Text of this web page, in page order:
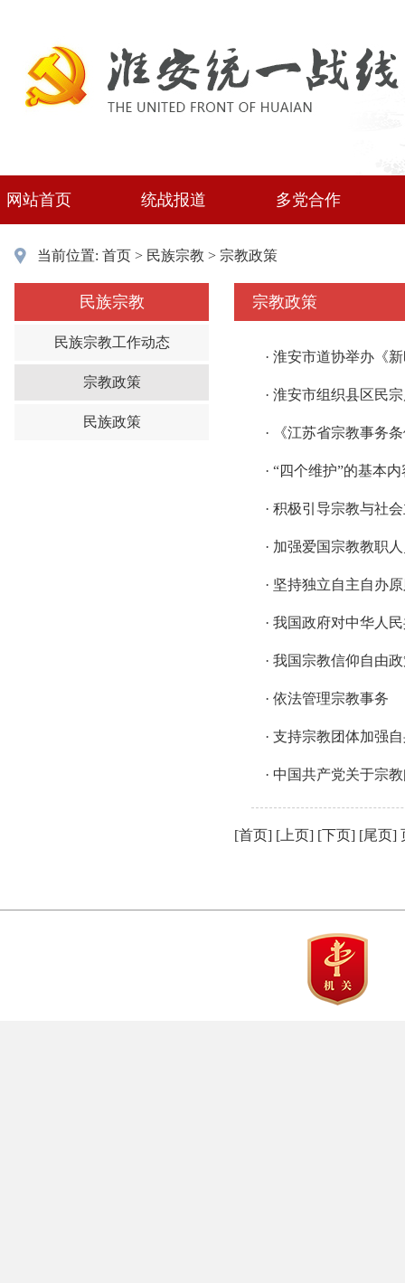
网站首页 统战报道 多党合作
当前位置: 首页 > 民族宗教 > 宗教政策
民族宗教
民族宗教工作动态
宗教政策
民族政策
宗教政策
· 淮安市道协举办《
· 淮安市组织县区民
· 《江苏省宗教事务
· “四个维护”的基本内
· 积极引导宗教与社
· 加强爱国宗教教职
· 坚持独立自主自办
· 我国政府对中华人
· 我国宗教信仰自由
· 依法管理宗教事务
· 支持宗教团体加强
· 中国共产党关于宗
[首页] [上页] [下页] [尾页]